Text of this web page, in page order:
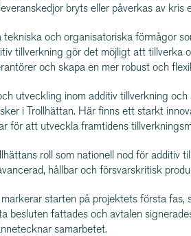
bryts eller påverkas av kris
tekniska och organi­sa­to­riska förmågor
tillverkning gör det möjligt att tillverka
och skapa en mer robust och
utveckling inom additiv tillverkning
i Trollhättan. Här finns ett starkt
för att utveckla framtidens
roll som nationell nod för additiv
hållbar och försvars­kritisk
starten på projektets första fas,
besluten fattades och avtalen
samarbetet.